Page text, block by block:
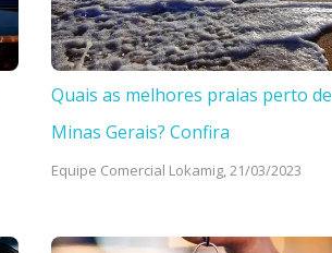
Quais as melhores praias perto de
Minas Gerais? Confira
Equipe Comercial Lokamig,21/03/2023